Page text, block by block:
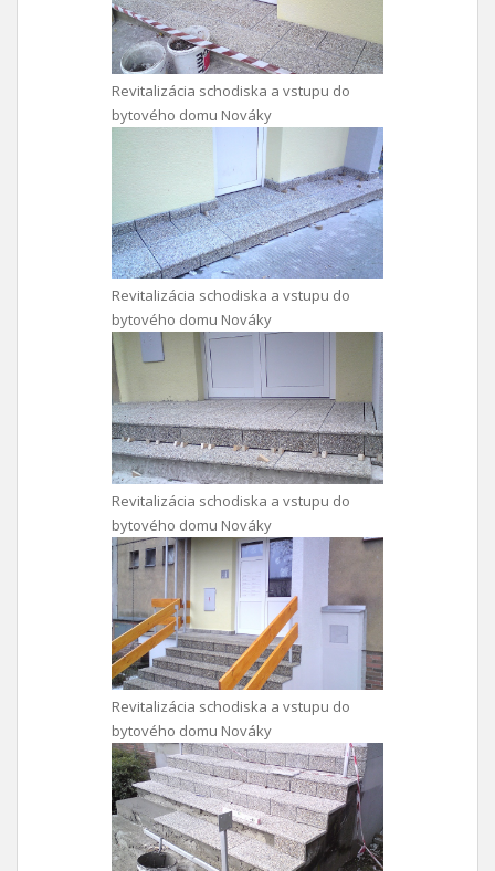
Revitalizácia schodiska a vstupu do
bytového domu Nováky
Revitalizácia schodiska a vstupu do
bytového domu Nováky
Revitalizácia schodiska a vstupu do
bytového domu Nováky
Revitalizácia schodiska a vstupu do
bytového domu Nováky